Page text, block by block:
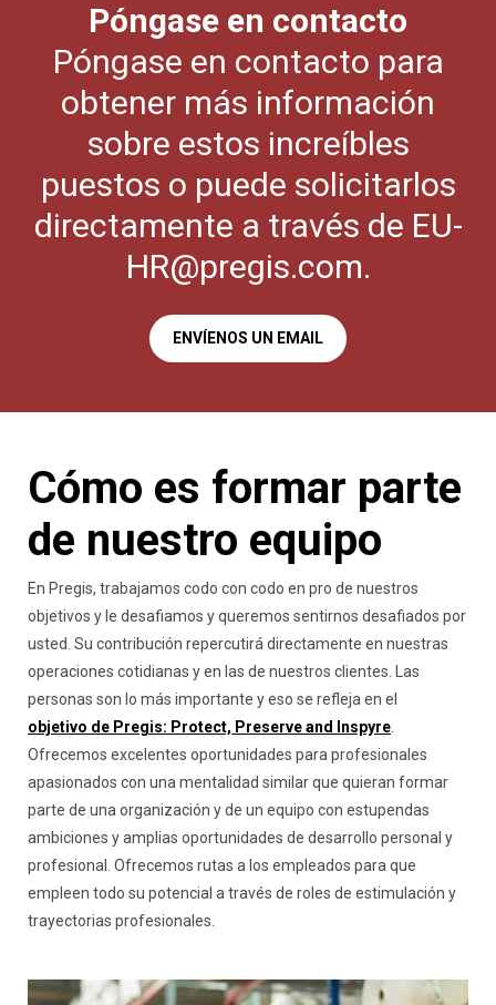
Póngase en contacto
Póngase en contacto para
obtener más información
sobre estos increíbles
puestos o puede solicitarlos
directamente a través de EU-
HR@pregis.com.
ENVÍENOS UN EMAIL
Cómo es formar parte
de nuestro equipo
En Pregis, trabajamos codo con codo en pro de nuestros
objetivos y le desafiamos y queremos sentirnos desafiados por
usted. Su contribución repercutirá directamente en nuestras
operaciones cotidianas y en las de nuestros clientes. Las
personas son lo más importante y eso se refleja en el
objetivo de Pregis: Protect, Preserve and Inspyre.
Ofrecemos excelentes oportunidades para profesionales
apasionados con una mentalidad similar que quieran formar
parte de una organización y de un equipo con estupendas
ambiciones y amplias oportunidades de desarrollo personal y
profesional. Ofrecemos rutas a los empleados para que
empleen todo su potencial a través de roles de estimulación y
trayectorias profesionales.